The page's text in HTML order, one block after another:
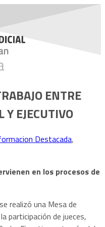
ENTRE
Y EJECUTIVO
Destacada,
en los procesos de
realizó una Mesa de
participación de jueces,